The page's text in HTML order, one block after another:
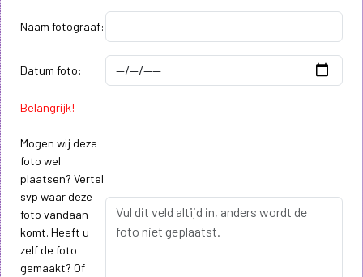
Naam fotograaf:
Datum foto:
Belangrijk!
Mogen wij deze
foto wel
plaatsen? Vertel
svp waar deze
foto vandaan
komt. Heeft u
zelf de foto
gemaakt? Of